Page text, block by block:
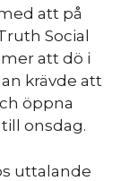
att på
Social
att dö i
krävde att
öppna
onsdag.
uttalande